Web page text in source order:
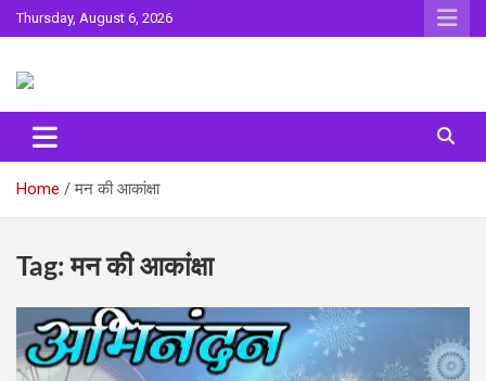
Skip
to
Thursday, August 6, 2026
Surta
Home मन की आकांक्षा
Tag:मन की आकांक्षा